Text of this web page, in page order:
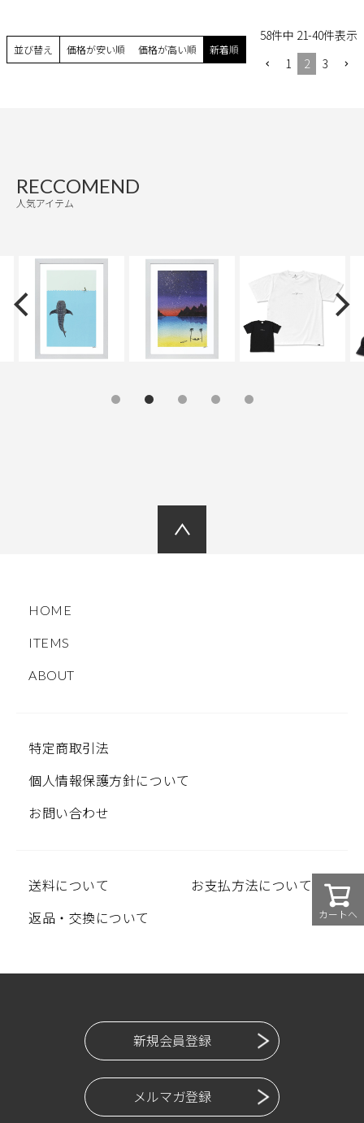
並び替え 価格が安い順 価格が高い順 新着順
58件中 21-40件表示
1
2 3
カートへ
RECCOMEND
人気アイテム
HOME
ITEMS
ABOUT
特定商取引法
個人情報保護方針について
お問い合わせ
送料について
お支払方法について
返品・交換について
新規会員登録
メルマガ登録